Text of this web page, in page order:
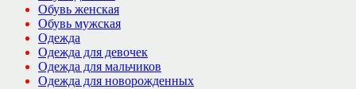
Обувь женская
Обувь мужская
Одежда
Одежда для девочек
Одежда для мальчиков
Одежда для новорожденных